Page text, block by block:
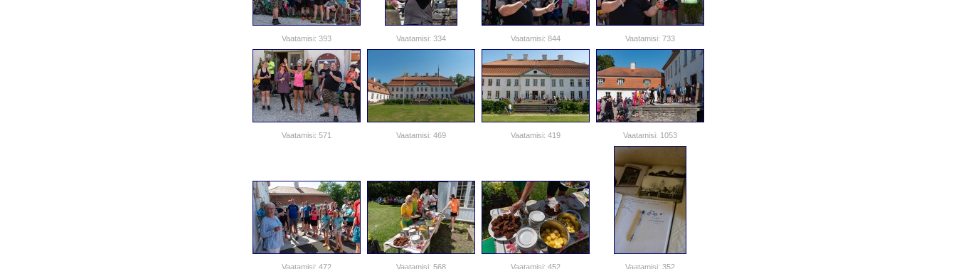
Vaatamisi: 393 Vaatamisi: 334 Vaatamisi: 844 Vaatamisi: 733
Vaatamisi: 571 Vaatamisi: 469 Vaatamisi: 419 Vaatamisi: 1053
Vaatamisi: 472 Vaatamisi: 568 Vaatamisi: 452 Vaatamisi: 352